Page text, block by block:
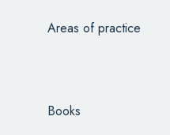
Areas of practice
Books